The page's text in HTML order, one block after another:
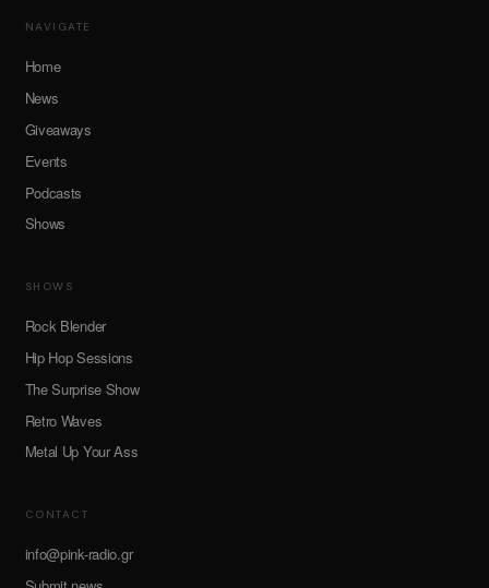
NAVIGATE
Home
News
Giveaways
Events
Podcasts
Shows
SHOWS
Rock Blender
Hip Hop Sessions
The Surprise Show
Retro Waves
Metal Up Your Ass
CONTACT
info@pink-radio.gr